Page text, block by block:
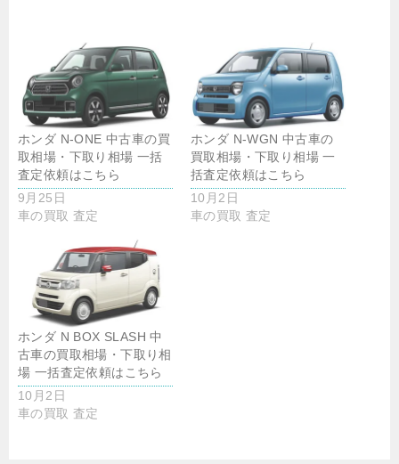
ホンダ N-ONE 中古車の買
取相場・下取り相場 一括
査定依頼はこちら
9月25日
車の買取 査定
ホンダ N-WGN 中古車の
買取相場・下取り相場 一
括査定依頼はこちら
10月2日
車の買取 査定
ホンダ N BOX SLASH 中
古車の買取相場・下取り相
場 一括査定依頼はこちら
10月2日
車の買取 査定